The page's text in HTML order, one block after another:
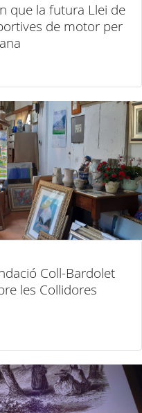
que la futura Llei de
de motor per
Coll-Bardolet
les Collidores